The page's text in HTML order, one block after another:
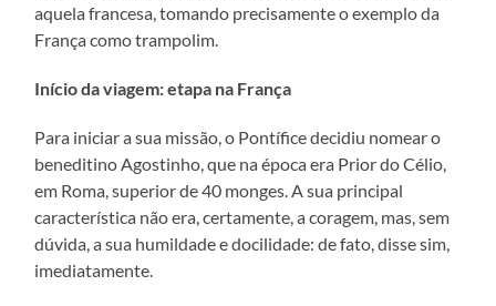
aquela francesa, tomando precisamente o exemplo da
França como trampolim.
Início da viagem: etapa na França
Para iniciar a sua missão, o Pontífice decidiu nomear o
beneditino Agostinho, que na época era Prior do Célio,
em Roma, superior de 40 monges. A sua principal
característica não era, certamente, a coragem, mas, sem
dúvida, a sua humildade e docilidade: de fato, disse sim,
imediatamente.